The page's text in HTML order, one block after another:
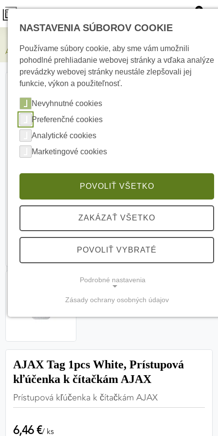
0
AJAX Tag 1pcs White, Prístupová kľúčenka k čítačkám AJAX
AJAX Tag 1pcs White, Prístupová
kľúčenka k čítačkám AJAX
Prístupová kľúčenka k čítačkám AJAX
6,46 €/ ks
NASTAVENIA SÚBOROV COOKIE
Používame súbory cookie, aby sme vám umožnili
pohodlné prehliadanie webovej stránky a vďaka analýze
prevádzky webovej stránky neustále zlepšovali jej
funkcie, výkon a použiteľnosť.
Nevyhnutné cookies
Preferenčné cookies
Analytické cookies
Marketingové cookies
POVOLIŤ VŠETKO
ZAKÁZAŤ VŠETKO
POVOLIŤ VYBRATÉ
Podrobné nastavenia
Tieto cookies sú potrebné na správne fungovanie
zabezpečiť jej plnú funkčnosť.
PREFERENČNÉ COOKIES
Zásady ochrany osobných údajov